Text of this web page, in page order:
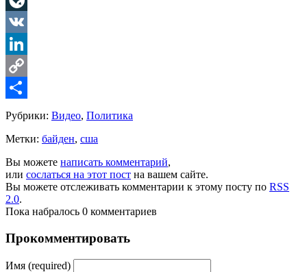
LiveJournal
VK
LinkedIn
Copy
Link
Share
Рубрики: Видео, Политика
Метки: байден, сша
Вы можете написать комментарий,
или сослаться на этот пост на вашем сайте.
Вы можете отслеживать комментарии к этому посту по RSS
2.0.
Пока набралось 0 комментариев
Прокомментировать
Имя (required)